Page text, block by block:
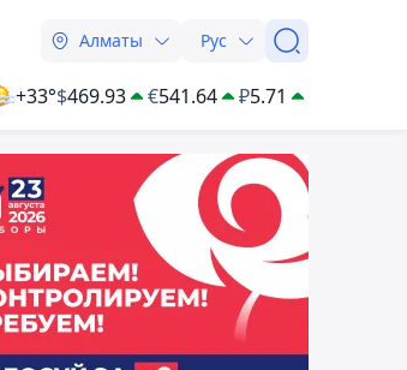
Алматы Рус
+33°$469.93 €541.64 ₽5.71